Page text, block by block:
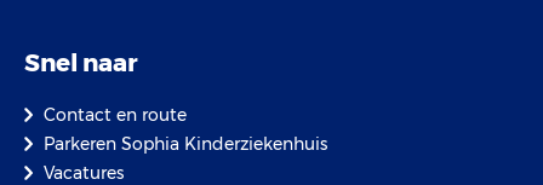
Snel naar
Contact en route
Parkeren Sophia Kinderziekenhuis
Vacatures